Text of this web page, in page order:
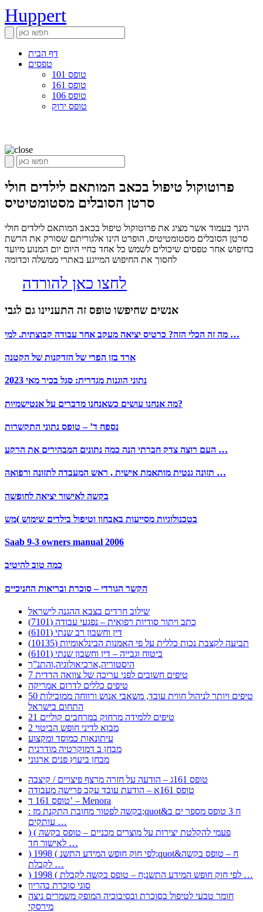
Huppert
דף הבית
טפסים
טופס 101
טופס 161
טופס 106
טופס ירוק
פרוטוקול טיפול בכאב המותאם לילדים חולי
סרטן הסובלים מסטומטיטיס
הינך בעמוד אשר מציג את פרוטוקול טיפול בכאב המותאם לילדים חולי
סרטן הסובלים מסטומטיטיס, הופרט הינו אלגוריתם שסורק את הרשת
בחיפוש אחר טפסים שיכולים לשמש כל אחד בחיי היום יום המנוע מיועד
לחסוך את החיפוש המייגע באתרי ממשלה וכדומה
לחצו כאן להורדה
אנשים שחיפשו טופס זה התעניינו גם לגבי
מה זה הכלי הזה? כרטיס יציאה מעקב אחר עבודה קבוצתית. למי …
ארד בזן הפרי של הזדקנות של הקטנה
נתוני הוגנות מגדרית: סגל בכיר מאי 2023
מה אנחנו עושים כשאנחנו מדברים על אנטישמיות?
נספח ד’ – טופס נתוני התקשרות
העם רוצה צדק חברתי הנה כמה נתונים המבהירים את הרקע …
תזונה גנטית מותאמת אישית , ראש המעבדה לתזונה ורפואה …
בקשה לאישור יציאה לחופשה
בטכנולוגיות מסייעות באבחון וטיפול בילדים שימוש )מש
Saab 9-3 owners manual 2006
כמה טוב להיטיב
הקשר הגורדי – סוכרת ובריאות החניכיים
שילוב חרדים בצבא ההגנה לישראל
כתב ויתור סודיות רפואית – נפגעי עבודה (7101)
דין וחשבון רב שנתי (6101)
תביעה לקצבת נכות כללית על פי האמנות הבינלאומיות (10135)
ביטוח וגבייה – דין וחשבון שנתי (6101)
היסטוריה,ארכיאולוגיה,והתנ”ך
7 טיפים חשובים לפני עריכה של צוואה הדדית
טיפים כללים לדרום אמריקה
50 טיפים ויותר לניהול חווית עובד, משאבי אנוש ורווחה ממובילות
התחום בישראל
21 טיפים ללמידה מרחוק במרחבים קוליים
מבוא לדיני חופש הביטוי 2
עיתונאות כמוסד ומקצוע
מבחן ב דמוקרטיה מודרנית
מבחן ביעוץ פנים ארגוני
טופס 161ג – הודעה על חזרה מרצף פיצויים / קיצבה
טופס 161א – הודעת עובד עקב פרישה מעבודה
טופס 161 ד’ – Menora
: בקשה לפטור מחובת התקנת מז;quot&ח 3 טופס מספר ים ב
עותקים …
) ( פעמי להקלטת יצירות על מוצרים מכניים – טופס בקשה
לאישור חד …
) 1998 ( לפי חוק חופש המידע התשנ;quot&ח – טופס בקשה
לקבלת …
) 1998 ( לפי חוק חופש המידע התשנ;ח – טופס בקשה לקבלת …
סוגי סוכרת בהריון
חומר טבעי לטיפול בסוכרת ובסיבוכיה המופק משמרים ניצה
מירסקי